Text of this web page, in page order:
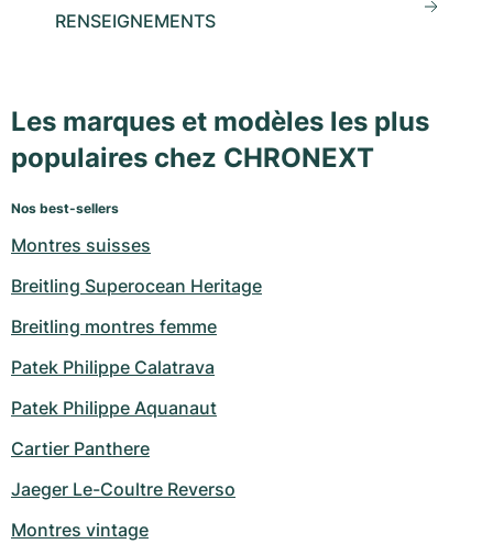
RENSEIGNEMENTS
Les marques et modèles les plus
populaires chez CHRONEXT
Nos best-sellers
Montres suisses
Breitling Superocean Heritage
Breitling montres femme
Patek Philippe Calatrava
Patek Philippe Aquanaut
Cartier Panthere
Jaeger Le-Coultre Reverso
Montres vintage